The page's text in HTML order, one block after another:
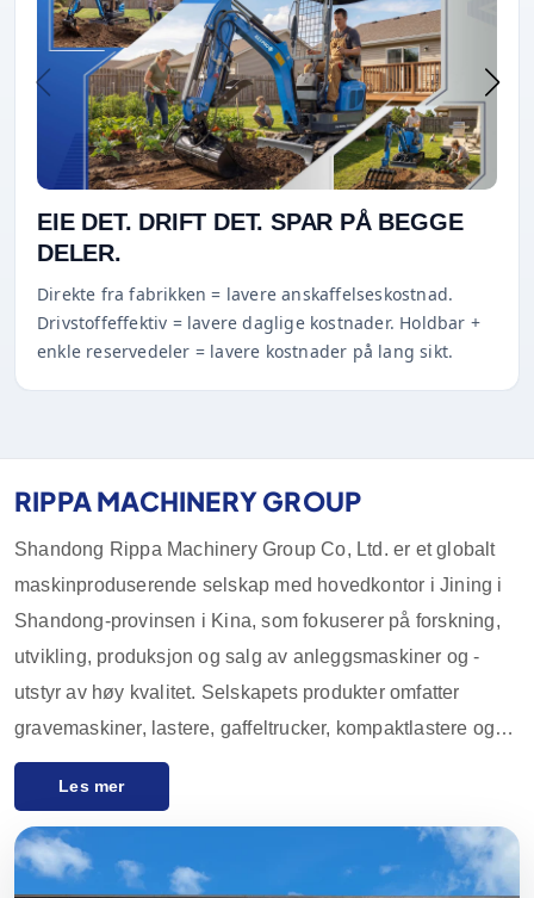
EIE DET. DRIFT DET. SPAR PÅ BEGGE
DELER.
Direkte fra fabrikken = lavere anskaffelseskostnad.
Drivstoffeffektiv = lavere daglige kostnader. Holdbar +
enkle reservedeler = lavere kostnader på lang sikt.
RIPPA MACHINERY GROUP
Shandong Rippa Machinery Group Co, Ltd. er et globalt
maskinproduserende selskap med hovedkontor i Jining i
Shandong-provinsen i Kina, som fokuserer på forskning,
utvikling, produksjon og salg av anleggsmaskiner og -
utstyr av høy kvalitet. Selskapets produkter omfatter
gravemaskiner, lastere, gaffeltrucker, kompaktlastere og
tilbehør, som er mye brukt i landbruk, anlegg, gruvedrift og
kvalitetskontroll har utstyret fra Rippa Machinery et godt
rykte over hele verden. Vi eksporterer hovedsakelig til de
Les mer